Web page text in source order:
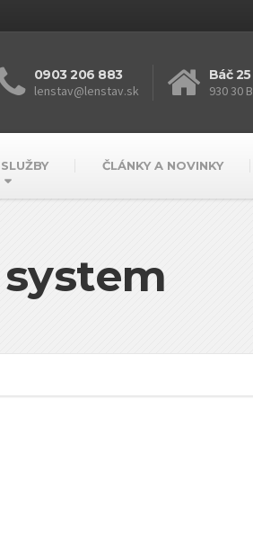
0903 206 883
lenstav@lenstav.sk
Báč 25
930 30
ČLÁNKY A NOVINKY